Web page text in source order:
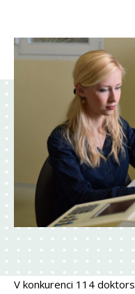
V konkurenci 114